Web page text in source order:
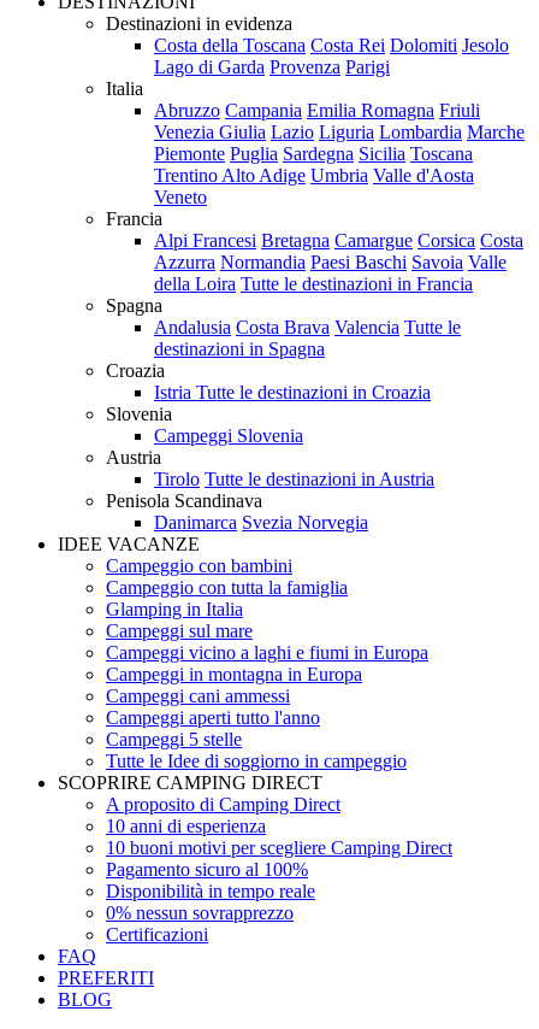
Destinazioni in evidenza
Costa della Toscana Costa Rei Dolomiti Jesolo
Lago di Garda Provenza Parigi
Italia
Abruzzo Campania Emilia Romagna Friuli
Venezia Giulia Lazio Liguria Lombardia Marche
Piemonte Puglia Sardegna Sicilia Toscana
Trentino Alto Adige Umbria Valle d'Aosta
Veneto
Francia
Alpi Francesi Bretagna Camargue Corsica Costa
Azzurra Normandia Paesi Baschi Savoia Valle
della Loira Tutte le destinazioni in Francia
Spagna
Andalusia Costa Brava Valencia Tutte le
destinazioni in Spagna
Croazia
Istria Tutte le destinazioni in Croazia
Slovenia
Campeggi Slovenia
Austria
Tirolo Tutte le destinazioni in Austria
Penisola Scandinava
Danimarca Svezia Norvegia
IDEE VACANZE
Campeggio con bambini
Campeggio con tutta la famiglia
Glamping in Italia
Campeggi sul mare
Campeggi vicino a laghi e fiumi in Europa
Campeggi in montagna in Europa
Campeggi cani ammessi
Campeggi aperti tutto l'anno
Campeggi 5 stelle
Tutte le Idee di soggiorno in campeggio
SCOPRIRE CAMPING DIRECT
A proposito di Camping Direct
10 anni di esperienza
10 buoni motivi per scegliere Camping Direct
Pagamento sicuro al 100%
Disponibilità in tempo reale
0% nessun sovrapprezzo
Certificazioni
FAQ
PREFERITI
BLOG